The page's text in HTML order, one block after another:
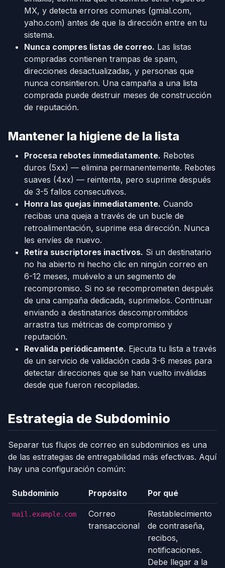
MX, y detecta errores comunes (gmial.com,
yaho.com) antes de que la dirección entre en tu
sistema.
Nunca compres listas de correo. Las listas
compradas contienen trampas de spam,
direcciones desactualizadas, y personas que
nunca consintieron. Una campaña a una lista
comprada puede destruir meses de construcción
de reputación.
Mantener la higiene de la lista
Procesa rebotes inmediatamente. Rebotes
duros (5xx) — elimina permanentemente. Rebotes
suaves (4xx) — reintenta, pero suprime después
de 3-5 fallos consecutivos.
Honra las quejas inmediatamente. Cuando
recibas una queja a través de un bucle de
retroalimentación, suprime esa dirección. Nunca
les envíes de nuevo.
Retira suscriptores inactivos. Si un destinatario
no ha abierto ni hecho clic en ningún correo en
6-12 meses, muévelo a un segmento de
recompromiso. Si no se recomprometen después
de una campaña dedicada, suprimelos. Continuar
enviando a destinatarios descompromitidos
arrastra tus métricas de compromiso y
reputación.
Revalida periódicamente. Ejecuta tu lista a través
de un servicio de validación cada 3-6 meses para
detectar direcciones que se han vuelto inválidas
desde que fueron recopiladas.
Estrategia de Subdominio
Separar tus flujos de correo en subdominios es una
de las estrategias de entregabilidad más efectivas. Aquí
hay una configuración común:
Subdominio Propósito Por qué
mail.example.com
Correo
transaccional
Restablecimiento
de contraseña,
recibos,
notificaciones.
Debe llegar a la